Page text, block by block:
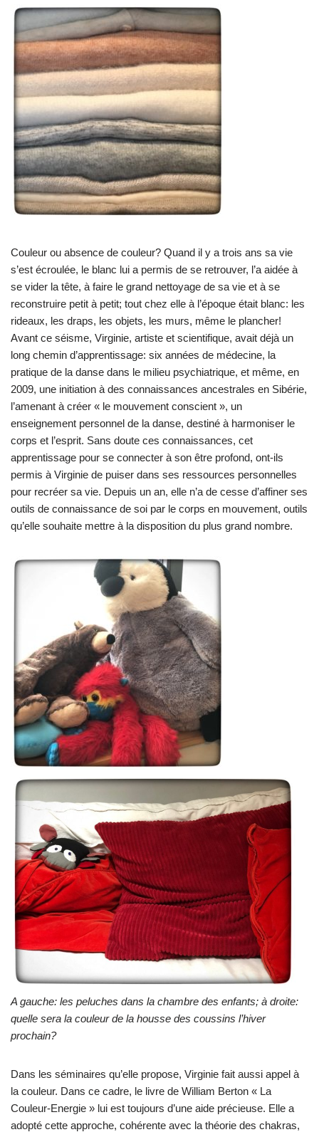
Couleur ou absence de couleur? Quand il y a trois ans sa vie
s’est écroulée, le blanc lui a permis de se retrouver, l’a aidée à
se vider la tête, à faire le grand nettoyage de sa vie et à se
reconstruire petit à petit; tout chez elle à l’époque était blanc: les
rideaux, les draps, les objets, les murs, même le plancher!
Avant ce séisme, Virginie, artiste et scientifique, avait déjà un
long chemin d’apprentissage: six années de médecine, la
pratique de la danse dans le milieu psychiatrique, et même, en
2009, une initiation à des connaissances ancestrales en Sibérie,
l’amenant à créer « le mouvement conscient », un
enseignement personnel de la danse, destiné à harmoniser le
corps et l’esprit. Sans doute ces connaissances, cet
apprentissage pour se connecter à son être profond, ont-ils
permis à Virginie de puiser dans ses ressources personnelles
pour recréer sa vie. Depuis un an, elle n’a de cesse d’affiner ses
outils de connaissance de soi par le corps en mouvement, outils
qu’elle souhaite mettre à la disposition du plus grand nombre.
A gauche: les peluches dans la chambre des enfants; à droite:
quelle sera la couleur de la housse des coussins l’hiver
prochain?
Dans les séminaires qu’elle propose, Virginie fait aussi appel à
la couleur. Dans ce cadre, le livre de William Berton « La
Couleur-Energie » lui est toujours d’une aide précieuse. Elle a
adopté cette approche, cohérente avec la théorie des chakras,